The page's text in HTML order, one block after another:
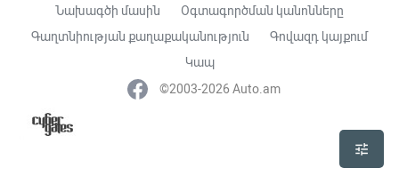

Նախագծի մասին
Օգտագործման կանոնները
Գաղտնիության քաղաքականություն
Գովազդ կայքում
Կապ
©2003-2026 Auto.am